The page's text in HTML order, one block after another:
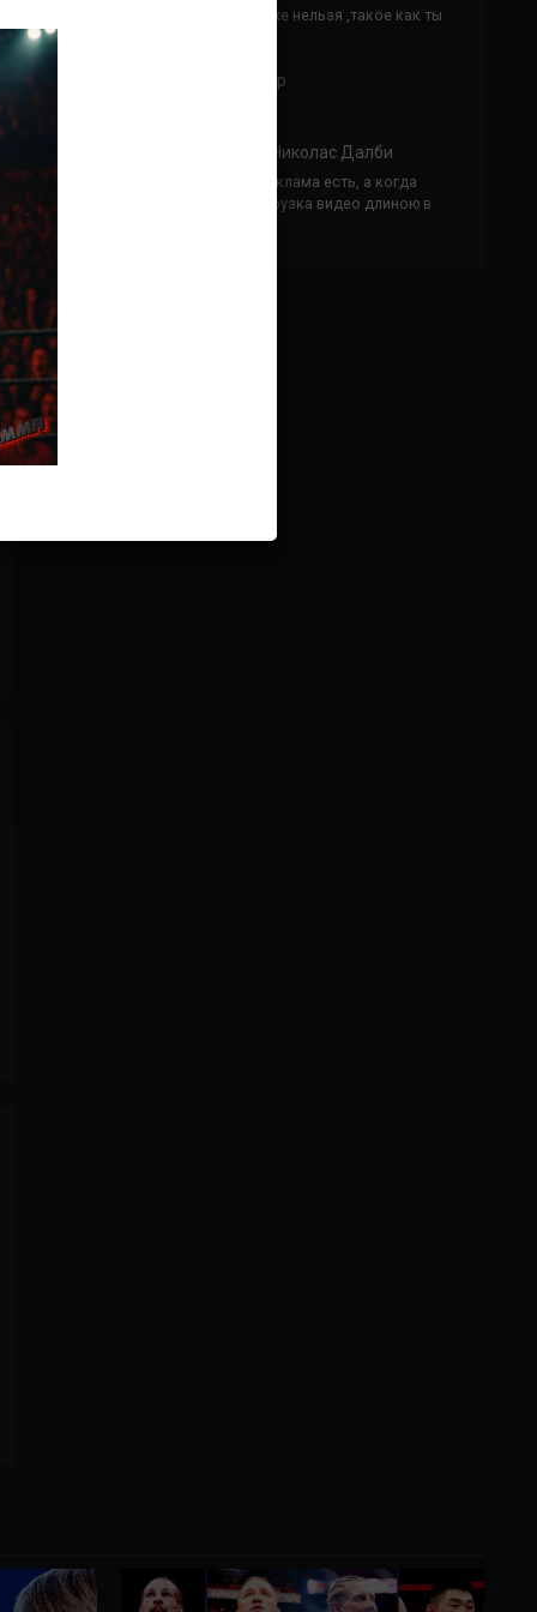
Кусок говна ты, существом даже нельзя ,такое как ты
назвать!
Конор МакГрегор
Рэнди Браун — Николас Далби
не запускается ни один бой, реклама есть, а когда
заканчивается начинается загрузка видео длиною в